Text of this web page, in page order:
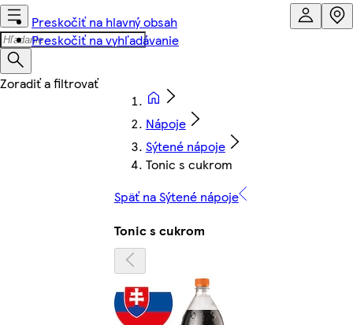
Preskočiť na hlavný obsah
Preskočiť na vyhľadávanie
Nápoje
Sýtené nápoje
Tonic s cukrom
Späť na Sýtené nápoje
Tonic s cukrom